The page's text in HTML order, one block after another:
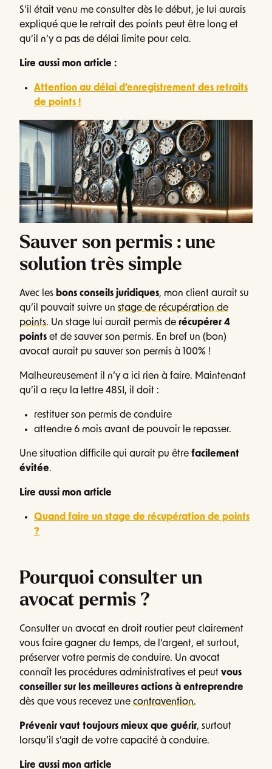
S’il était venu me consulter dès le début, je lui aurais
expliqué que le retrait des points peut être long et
qu’il n’y a pas de délai limite pour cela.
Lire aussi mon article :
Attention au délai d’enregistrement des retraits
de points !
Sauver son permis : une
solution très simple
Avec les bons conseils juridiques, mon client aurait su
qu’il pouvait suivre un stage de récupération de
points. Un stage lui aurait permis de récupérer 4
points et de sauver son permis. En bref un (bon)
avocat aurait pu sauver son permis à 100% !
Malheureusement il n’y a ici rien à faire. Maintenant
qu’il a reçu la lettre 48SI, il doit :
restituer son permis de conduire
attendre 6 mois avant de pouvoir le repasser.
Une situation difficile qui aurait pu être facilement
évitée.
Lire aussi mon article
Quand faire un stage de récupération de points
?
Pourquoi consulter un
avocat permis ?
Consulter un avocat en droit routier peut clairement
vous faire gagner du temps, de l’argent, et surtout,
préserver votre permis de conduire. Un avocat
connaît les procédures administratives et peut vous
conseiller sur les meilleures actions à entreprendre
dès que vous recevez une contravention.
Prévenir vaut toujours mieux que guérir, surtout
lorsqu’il s’agit de votre capacité à conduire.
Lire aussi mon article